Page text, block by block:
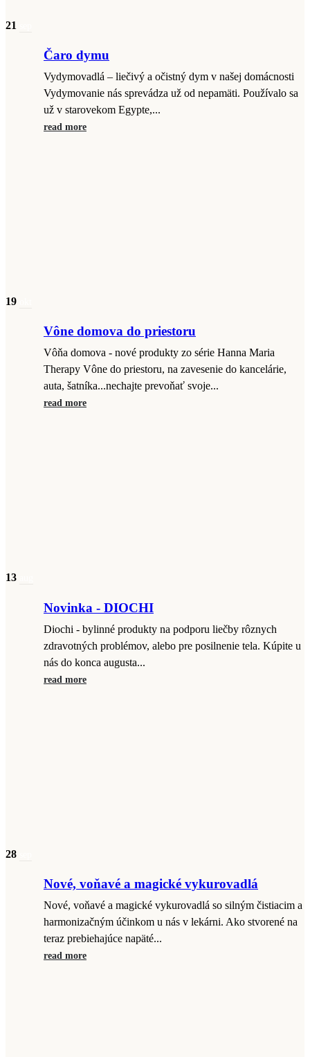
21
Čaro dymu
Vydymovadlá – liečivý a očistný dym v našej domácnosti
Vydymovanie nás sprevádza už od nepamäti. Používalo sa
už v starovekom Egypte,...
read more
19
Vône domova do priestoru
Vôňa domova - nové produkty zo série Hanna Maria
Therapy Vône do priestoru, na zavesenie do kancelárie,
auta, šatníka...nechajte prevoňať svoje...
read more
13
Novinka - DIOCHI
Diochi - bylinné produkty na podporu liečby rôznych
zdravotných problémov, alebo pre posilnenie tela. Kúpite u
nás do konca augusta...
read more
28
Nové, voňavé a magické vykurovadlá
Nové, voňavé a magické vykurovadlá so silným čistiacim a
harmonizačným účinkom u nás v lekárni. Ako stvorené na
teraz prebiehajúce napäté...
read more